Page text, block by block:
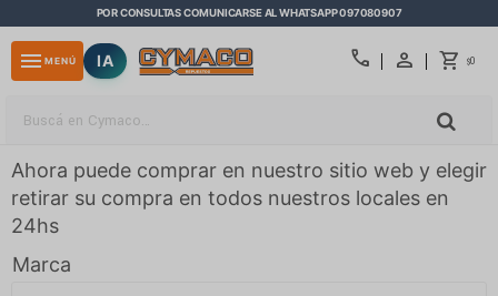
POR CONSULTAS COMUNICARSE AL WHATSAPP 097080907
call $0
menu MENÚ IA
Ahora puede comprar en nuestro sitio web y elegir
retirar su compra en todos nuestros locales en
24hs
Marca
close